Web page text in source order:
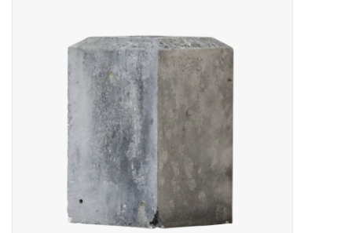
Decoratieve Outdoor
Vloeren - Steen, Terra Cotta